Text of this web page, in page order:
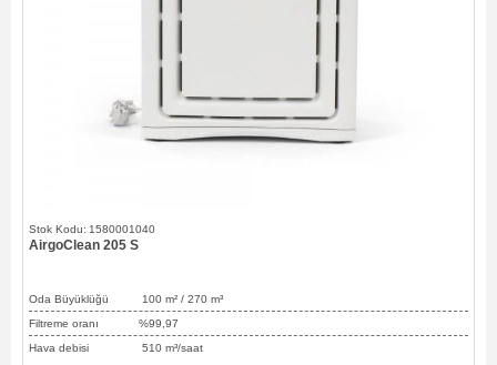
1580001040
AirgoClean 205 S
Oda Büyüklüğü 100 m² / 270 m³
Filtreme oranı %99,97
Hava debisi 510 m³/saat